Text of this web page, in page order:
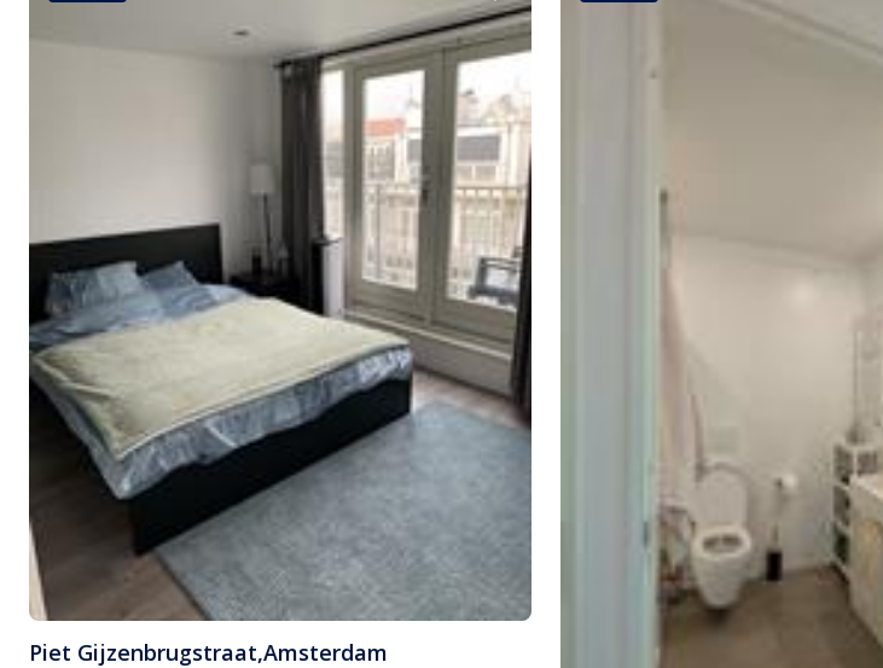
Piet Gijzenbrugstraat,Amsterdam